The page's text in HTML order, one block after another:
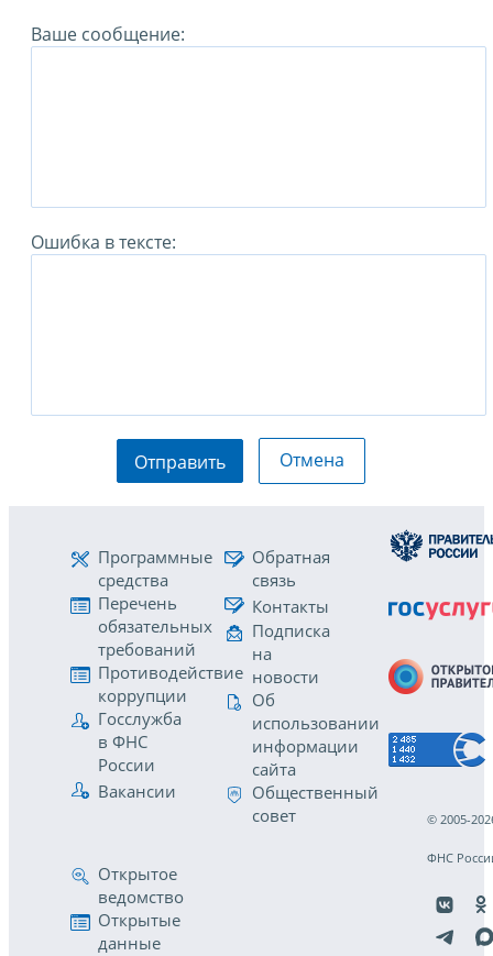
Ваше сообщение:
Ошибка в тексте:
Отправить Отмена
Программные
средства
Перечень
обязательных
требований
Противодействие
коррупции
Госслужба
в ФНС
России
Вакансии
Обратная
связь
Контакты
Подписка
на
новости
Об
использовании
информации
сайта
Общественный
совет
Открытое
ведомство
Открытые
данные
© 2005-
ФНС